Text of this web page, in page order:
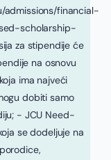
admissions/financial-
scholarship-
za stipendije će
na osnovu
ima najveći
dobiti samo
- JCU Need-
se dodeljuje na